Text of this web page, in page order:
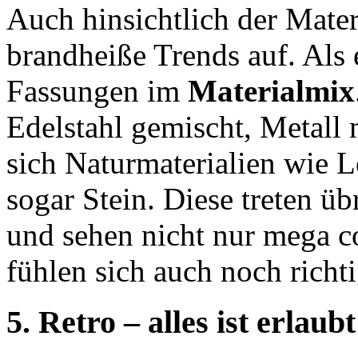
Auch hinsichtlich der
brandheiße Trends auf.
Fassungen im Materialmix
Edelstahl gemischt, Metall
sich Naturmaterialien wie
sogar Stein. Diese treten
und sehen nicht nur mega
fühlen sich auch noch
5. Retro – alles ist erlaubt